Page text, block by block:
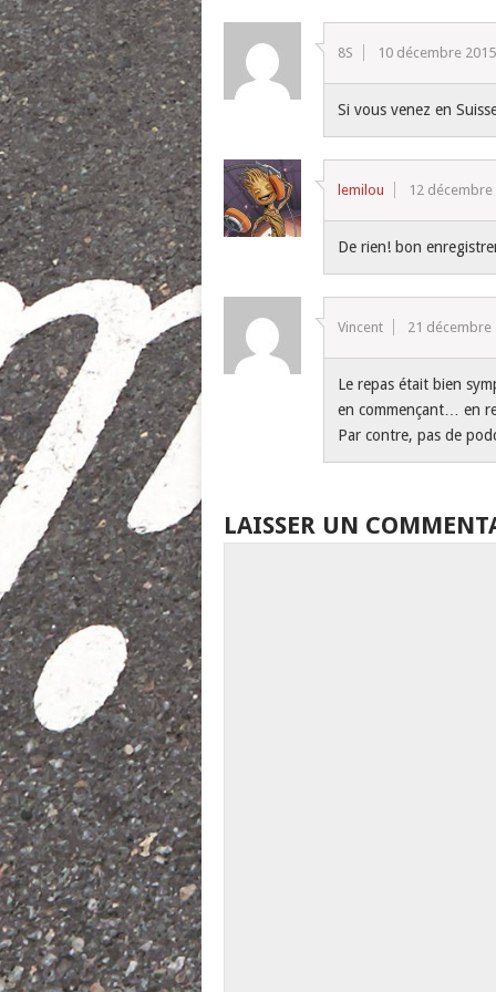
8S 10 décembre 2015
Si vous venez en
lemilou 12 décembre
De rien! bon
Vincent 21 décembre
Le repas était bien
en commençant… en
Par contre, pas de
LAISSER UN